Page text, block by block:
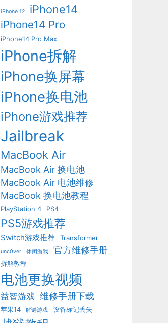
iPhone 12 iPhone14
iPhone14 Pro
iPhone14 Pro Max
iPhone拆解
iPhone换屏幕
iPhone换电池
iPhone游戏推荐
Jailbreak
MacBook Air
MacBook Air 换电池
MacBook Air 电池维修
MacBook 换电池教程
PlayStation 4 PS4
PS5游戏推荐
Switch游戏推荐 Transformer
unc0ver 休闲游戏 官方维修手册
拆解教程
电池更换视频
益智游戏 维修手册下载
苹果14 解谜游戏 设备标记丢失